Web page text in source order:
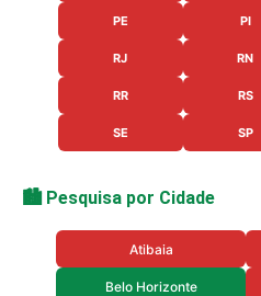
PE PI
RJ RN
RR RS
SE SP
🏙️ Pesquisa por Cidade
Atibaia
Belo Horizonte